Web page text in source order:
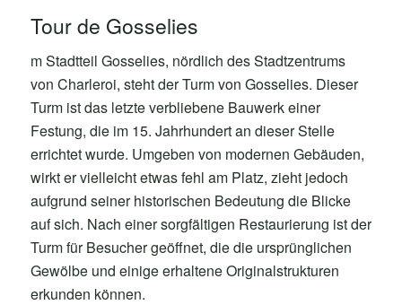
Tour de Gosselies
m Stadtteil Gosselies, nördlich des Stadtzentrums
von Charleroi, steht der Turm von Gosselies. Dieser
Turm ist das letzte verbliebene Bauwerk einer
Festung, die im 15. Jahrhundert an dieser Stelle
errichtet wurde. Umgeben von modernen Gebäuden,
wirkt er vielleicht etwas fehl am Platz, zieht jedoch
aufgrund seiner historischen Bedeutung die Blicke
auf sich. Nach einer sorgfältigen Restaurierung ist der
Turm für Besucher geöffnet, die die ursprünglichen
Gewölbe und einige erhaltene Originalstrukturen
erkunden können.